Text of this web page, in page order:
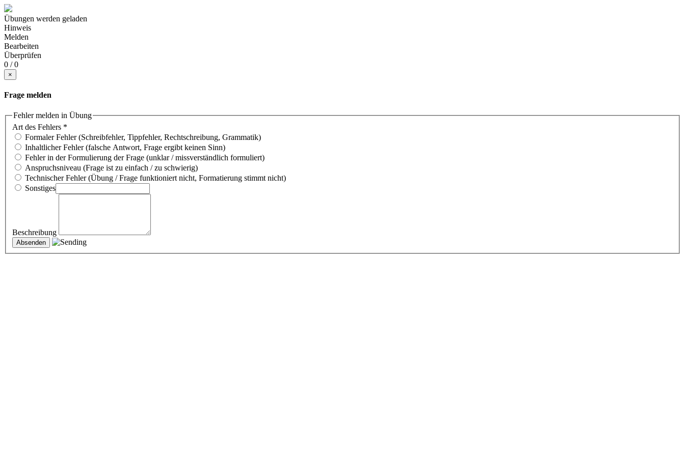
Übungen werden geladen
Hinweis
Melden
Bearbeiten
Überprüfen
0 / 0
×
Frage melden
Fehler melden in Übung
Art des Fehlers *
Formaler Fehler (Schreibfehler, Tippfehler, Rechtschreibung, Grammatik)
Inhaltlicher Fehler (falsche Antwort, Frage ergibt keinen Sinn)
Fehler in der Formulierung der Frage (unklar / missverständlich formuliert)
Anspruchsniveau (Frage ist zu einfach / zu schwierig)
Technischer Fehler (Übung / Frage funktioniert nicht, Formatierung stimmt nicht)
Sonstiges
Beschreibung